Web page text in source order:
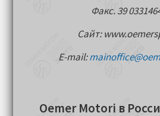
Факс. 39
Сайт:
E-mail:
Oemer Motori в